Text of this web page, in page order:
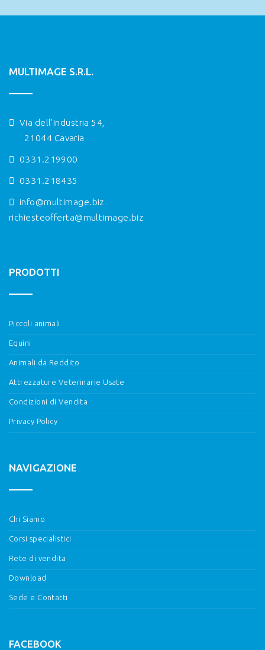
MULTIMAGE S.R.L.
Via dell'Industria 54,
21044 Cavaria
0331.219900
0331.218435
info@multimage.biz
richiesteofferta@multimage.biz
PRODOTTI
Piccoli animali
Equini
Animali da Reddito
Attrezzature Veterinarie Usate
Condizioni di Vendita
Privacy Policy
NAVIGAZIONE
Chi Siamo
Corsi specialistici
Rete di vendita
Download
Sede e Contatti
FACEBOOK